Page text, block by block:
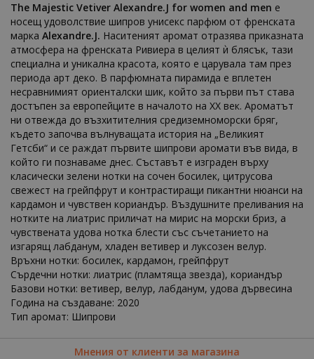
The Majestic Vetiver Alexandre.J for women and men е
носещ удоволствие шипров унисекс парфюм от френската
марка Alexandre.J. Наситеният аромат отразява приказната
атмосфера на френската Ривиера в целият ѝ блясък, тази
специална и уникална красота, която е царувала там през
периода арт деко. В парфюмната пирамида е вплетен
несравнимият ориенталски шик, който за първи път става
достъпен за европейците в началото на ХХ век. Ароматът
ни отвежда до възхитителния средиземноморски бряг,
където започва вълнуващата история на „Великият
Гетсби“ и се раждат първите шипрови аромати във вида, в
който ги познаваме днес. Съставът е изграден върху
класически зелени нотки на сочен босилек, цитрусова
свежест на грейпфрут и контрастиращи пикантни нюанси на
кардамон и чувствен кориандър. Въздушните преливания на
нотките на лиатрис приличат на мирис на морски бриз, а
чувствената удова нотка блести със съчетанието на
изгарящ лабданум, хладен ветивер и луксозен велур.
Връхни нотки: босилек, кардамон, грейпфрут
Сърдечни нотки: лиатрис (пламтяща звезда), кориандър
Базови нотки: ветивер, велур, лабданум, удова дървесина
Година на създаване: 2020
Тип аромат: Шипрови
Мнения от клиенти за магазина